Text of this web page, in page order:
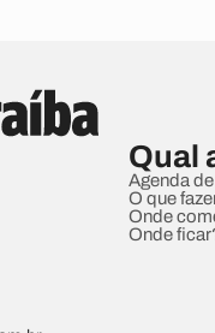
Qual
Agenda
O que
Onde
Onde